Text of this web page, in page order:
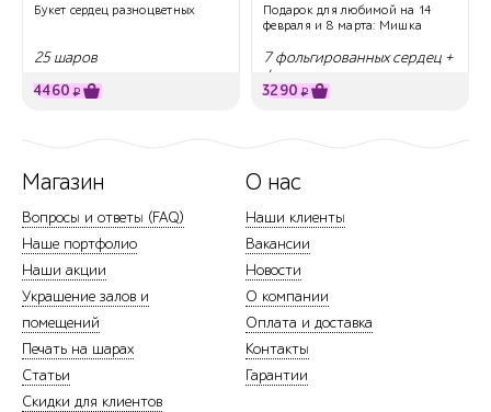
Букет сердец разноцветных
25 шаров
4460 ₽
Подарок для любимой на 14
февраля и 8 марта: Мишка
7 фольгированных сердец +
фигура
3290 ₽
Магазин
Вопросы и ответы (FAQ)
Наше портфолио
Наши акции
Украшение залов и
помещений
Печать на шарах
Статьи
Скидки для клиентов
О нас
Наши клиенты
Вакансии
Новости
О компании
Оплата и доставка
Контакты
Гарантии